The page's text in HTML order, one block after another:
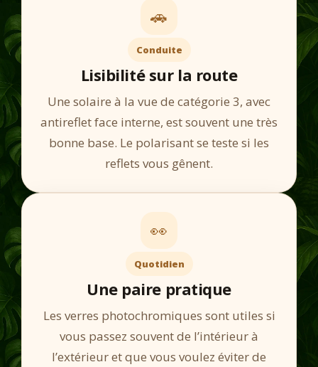
🚗
Conduite
Lisibilité sur la route
Une solaire à la vue de catégorie 3, avec
antireflet face interne, est souvent une très
bonne base. Le polarisant se teste si les
reflets vous gênent.
👀
Quotidien
Une paire pratique
Les verres photochromiques sont utiles si
vous passez souvent de l’intérieur à
l’extérieur et que vous voulez éviter de